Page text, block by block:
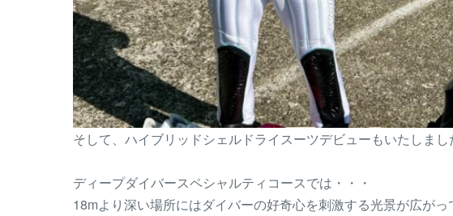
そして、ハイブリッドシェルドライスーツデビューもいたしまし
ディープダイバースペシャルティコースでは・・・
18mより深い場所にはダイバーの好奇心を刺激する光景が広が